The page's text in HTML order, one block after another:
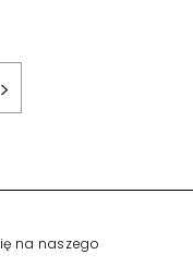
>
na naszego